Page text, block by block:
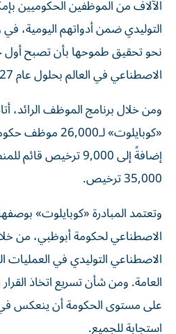
الآلاف من الموظفين الحكوميين
التوليدي ضمن أدواتهم اليومية،
نحو تحقيق طموحها بأن تصبح أول
الاصطناعي في العالم بحلول عام 2027.
ومن خلال برنامج الموظف
إضافةً إلى 9,000
35,000 ترخيص.
وتعتمد المبادرة «كوبايلوت»
الاصطناعي لحكومة أبوظبي، من
الاصطناعي التوليدي في العمليات
العامة. ومن شأن تسريع اتخاذ
على مستوى الحكومة أن ينعكس
استجابة للجميع.